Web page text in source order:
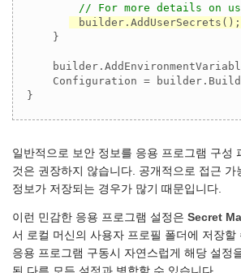
// For more details on
builder.AddUserSecrets();
    }
Configuration =
}
일반적으로 보안 정보를 응용 프로그램 구성
것은 권장하지 않습니다. 공개적으로 접근 가
정보가 저장되는 경우가 많기 때문입니다.
이런 민감한 응용 프로그램 설정은 Secret
서 로컬 머신의 사용자 프로필 폴더에 저장할
응용 프로그램 구동시 자연스럽게 해당 설정